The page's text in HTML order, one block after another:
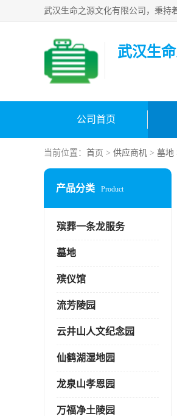
武汉生
公司首页
当前位置： 首页 > 供应商机 > 墓地
产品分类 Product
殡葬一条龙服务
墓地
殡仪馆
流芳陵园
云井山人文纪念园
仙鹤湖湿地园
龙泉山孝恩园
万福净土陵园